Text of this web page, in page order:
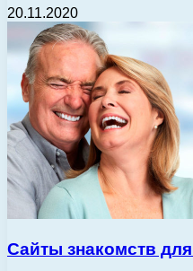
20.11.2020
Сайты знакомств